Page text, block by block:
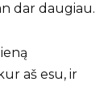
dar daugiau.
aš esu, ir